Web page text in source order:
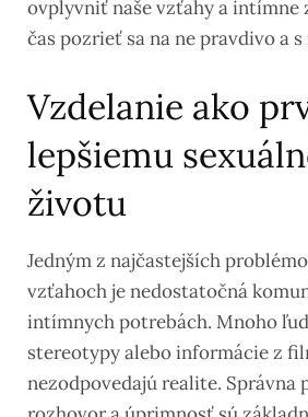
ovplyvniť naše vzťahy a intímne
čas pozrieť sa na ne pravdivo a
Vzdelanie ako
lepšiemu
životu
Jedným z najčastejších
vzťahoch je nedostatočná
intímnych potrebách. Mnoho
stereotypy alebo informácie z
nezodpovedajú realite. Správna